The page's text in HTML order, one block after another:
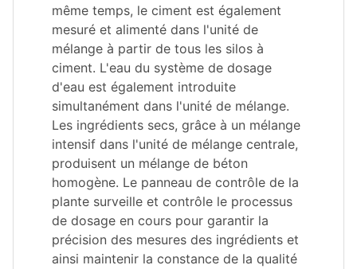
même temps, le ciment est également
mesuré et alimenté dans l'unité de
mélange à partir de tous les silos à
ciment. L'eau du système de dosage
d'eau est également introduite
simultanément dans l'unité de mélange.
Les ingrédients secs, grâce à un mélange
intensif dans l'unité de mélange centrale,
produisent un mélange de béton
homogène. Le panneau de contrôle de la
plante surveille et contrôle le processus
de dosage en cours pour garantir la
précision des mesures des ingrédients et
ainsi maintenir la constance de la qualité